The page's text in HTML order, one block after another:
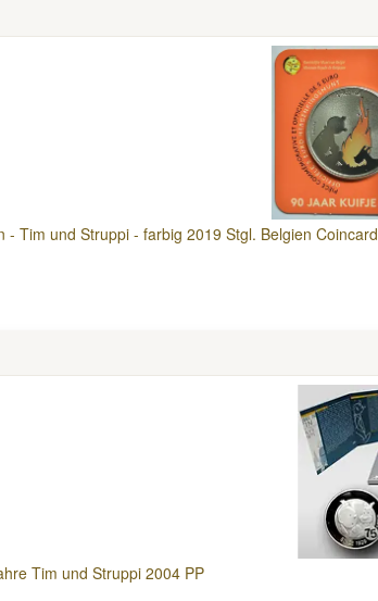
- Tim und Struppi - farbig 2019 Stgl. Belgien Coincard
Tim und Struppi 2004 PP